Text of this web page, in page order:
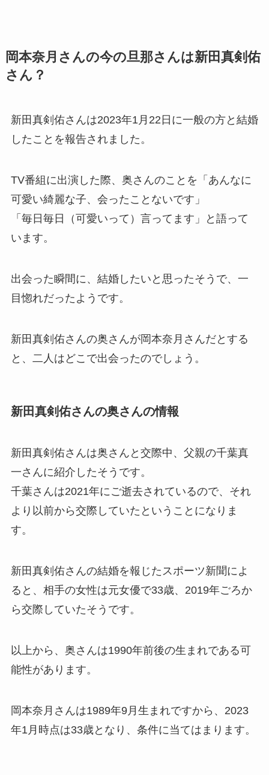
岡本奈月さんの今の旦那さんは新田真剣佑
さん？
新田真剣佑さんは2023年1月22日に一般の方と結婚
したことを報告されました。
TV番組に出演した際、奥さんのことを「あんなに
可愛い綺麗な子、会ったことないです」
「毎日毎日（可愛いって）言ってます」と語って
います。
出会った瞬間に、結婚したいと思ったそうで、一
目惚れだったようです。
新田真剣佑さんの奥さんが岡本奈月さんだとする
と、二人はどこで出会ったのでしょう。
新田真剣佑さんの奥さんの情報
新田真剣佑さんは奥さんと交際中、父親の千葉真
一さんに紹介したそうです。
千葉さんは2021年にご逝去されているので、それ
より以前から交際していたということになりま
す。
新田真剣佑さんの結婚を報じたスポーツ新聞によ
ると、相手の女性は元女優で33歳、2019年ごろか
ら交際していたそうです。
以上から、奥さんは1990年前後の生まれである可
能性があります。
岡本奈月さんは1989年9月生まれですから、2023
年1月時点は33歳となり、条件に当てはまります。